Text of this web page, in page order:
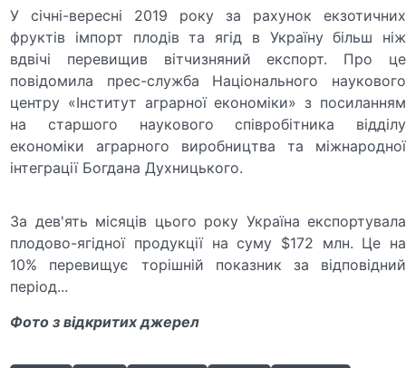
У січні-вересні 2019 року за рахунок екзотичних
фруктів імпорт плодів та ягід в Україну більш ніж
вдвічі перевищив вітчизняний експорт. Про це
повідомила прес-служба Національного наукового
центру «Інститут аграрної економіки» з посиланням
на старшого наукового співробітника відділу
економіки аграрного виробництва та міжнародної
інтеграції Богдана Духницького.
За дев'ять місяців цього року Україна експортувала
плодово-ягідної продукції на суму $172 млн. Це на
10% перевищує торішній показник за відповідний
період...
Фото з відкритих джерел